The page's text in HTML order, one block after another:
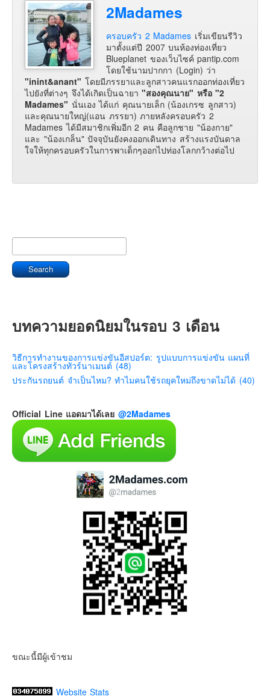
2Madames
ครอบครัว 2 Madames เริ่มเขียนรีวิว
มาตั้งแต่ปี 2007 บนห้องท่องเที่ยว
Blueplanet ของเว็บไซค์ pantip.com
โดยใช้นามปากกา (Login) ว่า
"inint&anant" โดยมีภรรยาและลูกสาวคนแรกออกท่องเที่ยว
ไปยังที่ต่างๆ จึงได้เกิดเป็นฉายา "สองคุณนาย" หรือ "2
Madames" นั่นเอง ได้แก่ คุณนายเล็ก (น้องเกรซ ลูกสาว)
และคุณนายใหญ่(แอน ภรรยา) ภายหลังครอบครัว 2
Madames ได้มีสมาชิกเพิ่มอีก 2 คน คือลูกชาย "น้องกาย"
และ "น้องเกล็น" ปัจจุบันยังคงออกเดินทาง สร้างแรงบันดาล
ใจให้ทุกครอบครัวในการพาเด็กๆออกไปท่องโลกกว้างต่อไป
บทความยอดนิยมในรอบ 3 เดือน
วิธีการทำงานของการแข่งขันอีสปอร์ต: รูปแบบการแข่งขัน แผนที่
และโครงสร้างทัวร์นาเมนต์ (48)
ประกันรถยนต์ จำเป็นไหม? ทำไมคนใช้รถยุคใหม่ถึงขาดไม่ได้ (40)
Official Line แอดมาได้เลย @2Madames
ขณะนี้มีผู้เข้าชม
Website Stats